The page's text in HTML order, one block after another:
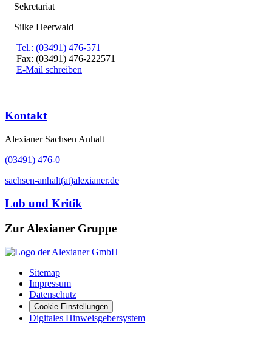
Sekretariat
Silke Heerwald
Tel.: (03491) 476-571
Fax: (03491) 476-222571
E-Mail schreiben
Kontakt
Alexianer Sachsen Anhalt
(03491) 476-0
sachsen-anhalt(at)alexianer.de
Lob und Kritik
Zur Alexianer Gruppe
Sitemap
Impressum
Datenschutz
Cookie-Einstellungen
Digitales Hinweisgebersystem